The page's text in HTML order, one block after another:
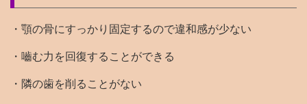
・顎の骨にすっかり固定するので違和感が少ない
・嚙む力を回復することができる
・隣の歯を削ることがない